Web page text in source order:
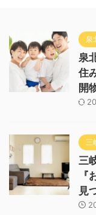
泉
泉
住
開
三
三
見